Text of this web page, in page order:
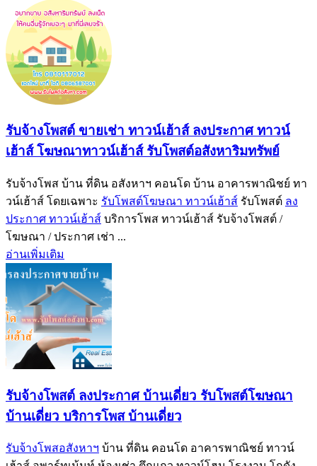
รับจ้างโพสต์ ขายเช่า ทาวน์เฮ้าส์ ลงประกาศ ทาวน์
เฮ้าส์ โฆษณาทาวน์เฮ้าส์ รับโพสต์อสังหาริมทรัพย์
รับจ้างโพส บ้าน ที่ดิน อสังหาฯ คอนโด บ้าน อาคารพาณิชย์ ทา
วน์เฮ้าส์ โดยเฉพาะ รับโพสต์โฆษณา ทาวน์เฮ้าส์ รับโพสต์ ลง
ประกาศ ทาวน์เฮ้าส์ บริการโพส ทาวน์เฮ้าส์ รับจ้างโพสต์ /
โฆษณา / ประกาศ เช่า ...
อ่านเพิ่มเติม
รับจ้างโพสต์ ลงประกาศ บ้านเดี่ยว รับโพสต์โฆษณา
บ้านเดี่ยว บริการโพส บ้านเดี่ยว
รับจ้างโพสอสังหาฯ บ้าน ที่ดิน คอนโด อาคารพาณิชย์ ทาวน์